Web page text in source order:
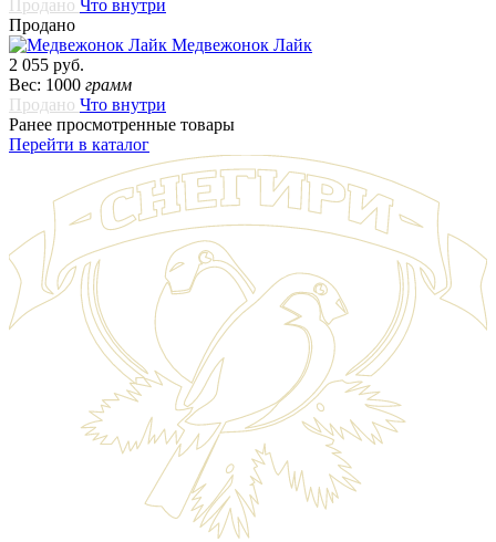
Продано Что внутри
Продано
Медвежонок Лайк
2 055 руб.
Вес: 1000 грамм
Продано Что внутри
Ранее просмотренные товары
Перейти в каталог